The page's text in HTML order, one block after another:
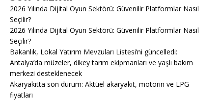
2026 Yılında Dijital Oyun Sektörü: Güvenilir Platformlar Nasıl
Seçilir?
2026 Yılında Dijital Oyun Sektörü: Güvenilir Platformlar Nasıl
Seçilir?
Bakanlık, Lokal Yatırım Mevzuları Listesi’ni güncelledi:
Antalya’da müzeler, dikey tarım ekipmanları ve yaşlı bakım
merkezi desteklenecek
Akaryakıtta son durum: Aktüel akaryakıt, motorin ve LPG
fiyatları